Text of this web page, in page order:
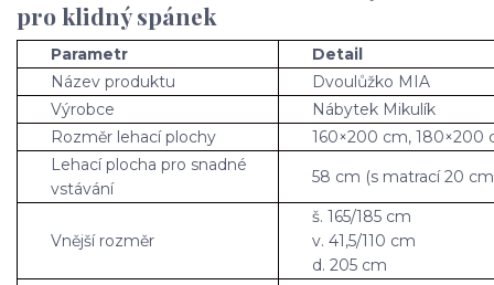
pro klidný spánek
Parametr
Detail
Název produktu
Dvoulůžko MIA
Výrobce
Nábytek Mikulík
Rozměr lehací plochy
160×200 cm, 180×200
Lehací plocha pro snadné
vstávání
58 cm (s matrací 20
Vnější rozměr
š. 165/185 cm
v. 41,5/110 cm
d. 205 cm